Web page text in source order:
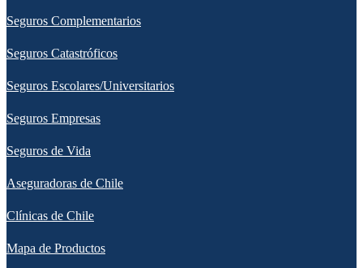
Seguros Complementarios
Seguros Catastróficos
Seguros Escolares/Universitarios
Seguros Empresas
Seguros de Vida
Aseguradoras de Chile
Clínicas de Chile
Mapa de Productos